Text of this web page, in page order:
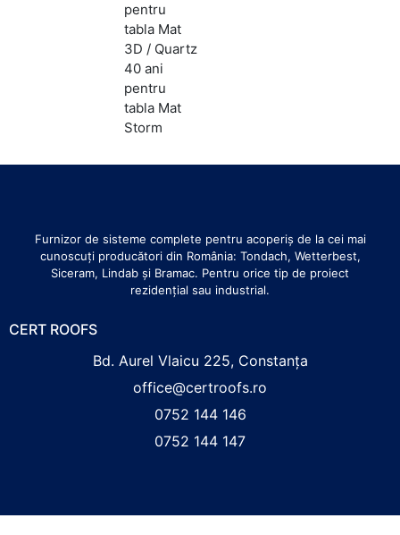
pentru
tabla Mat
3D / Quartz
40 ani
pentru
tabla Mat
Storm
Furnizor de sisteme complete pentru acoperiș de la cei mai
cunoscuți producători din România: Tondach, Wetterbest,
Siceram, Lindab și Bramac. Pentru orice tip de proiect
rezidențial sau industrial.
CERT ROOFS
Bd. Aurel Vlaicu 225, Constanța
office@certroofs.ro
0752 144 146
0752 144 147